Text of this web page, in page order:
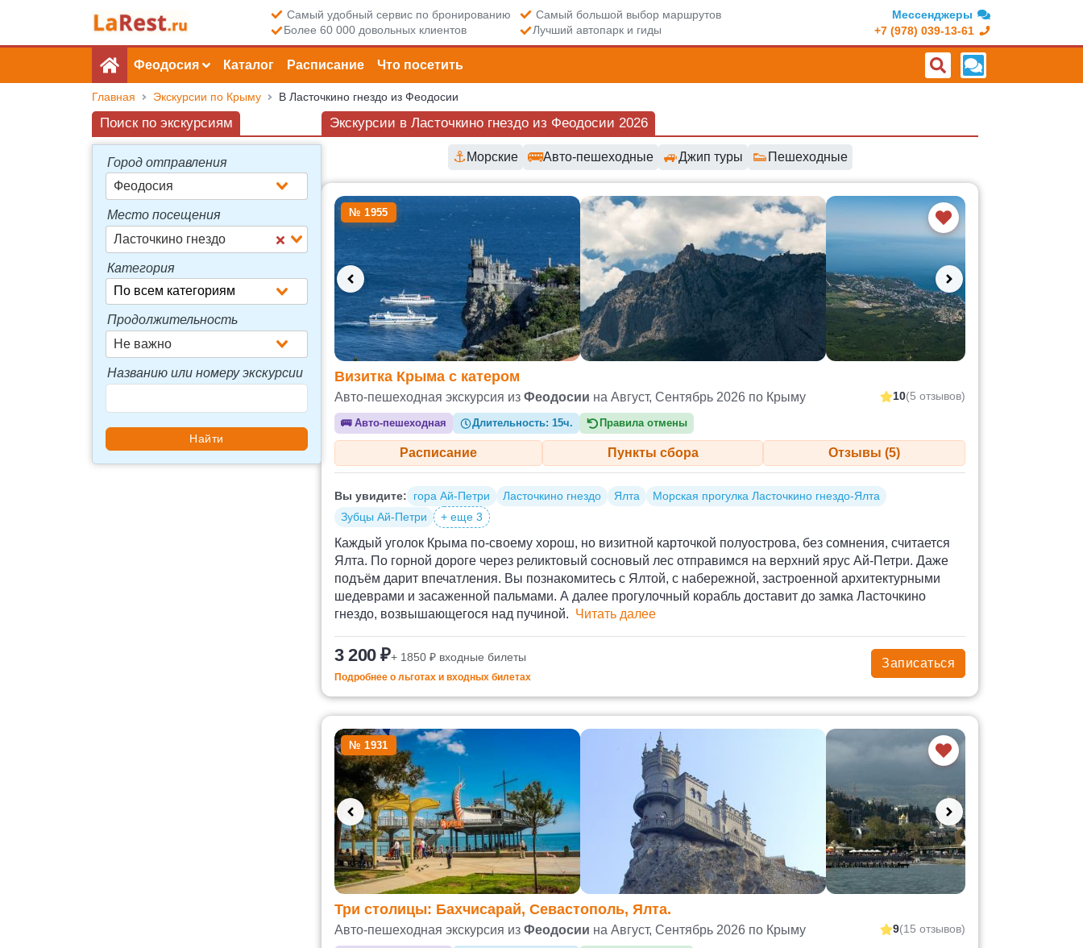
Самый удобный сервис по бронированию
Самый большой выбор маршрутов
Более 60 000 довольных клиентов
Лучший автопарк и гиды
Мессенджеры
+7 (978) 039-13-61
Феодосия Каталог Расписание Что посетить
Главная Экскурсии по Крыму В Ласточкино гнездо из Феодосии
Экскурсии в Ласточкино гнездо из Феодосии 2026
⚓Морские 🚌Авто-пешеходные 🚙Джип туры 👟 Пешеходные
Доступные маршруты и цены
№ 1955
Визитка Крыма с катером
Авто-пешеходная экскурсия из Феодосии на Август, Сентябрь 2026 по Крыму 10(5 отзывов)
🚌Авто-пешеходная Длительность:15ч. Правила отмены
Расписание Пункты сбора Отзывы (5)
Вы увидите: гора Ай-Петри Ласточкино гнездо Ялта
Морская прогулка Ласточкино гнездо-Ялта
Зубцы Ай-Петри
+ еще 3
Каждый уголок Крыма по-своему хорош, но визитной карточкой полуострова, без сомнения, считается
Ялта. По горной дороге через реликтовый сосновый лес отправимся на верхний ярус Ай-Петри. Даже
подъём дарит впечатления. Вы познакомитесь с Ялтой, с набережной, застроенной архитектурными
шедеврами и засаженной пальмами. А далее прогулочный корабль доставит до замка Ласточкино
гнездо, возвышающегося над пучиной. Читать далее
3 200 ₽+ 1850 ₽ входные билеты
Подробнее о льготах и входных билетах
Записаться
№ 1931
Три столицы: Бахчисарай, Севастополь, Ялта.
Авто-пешеходная экскурсия из Феодосии на Август, Сентябрь 2026 по Крыму 9(15 отзывов)
Поиск по экскурсиям
Город отправления
Феодосия
Место посещения
Ласточкино гнездо
Категория
Продолжительность
Не важно
Названию или номеру экскурсии